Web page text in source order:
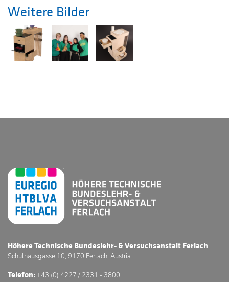
Weitere Bilder
Höhere Technische Bundeslehr- & Versuchsanstalt Ferlach
Schulhausgasse 10, 9170 Ferlach, Austria
Telefon:+43 (0) 4227 / 2331 - 3800